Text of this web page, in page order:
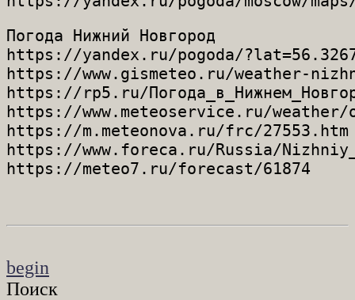
Погода Нижний Новгород
https://yandex.ru/pogoda/
https://www.gismeteo.ru/weather-
https://rp5.ru/
https://www.meteoservice.ru/
https://m.meteonova.ru/frc/27553.htm
https://www.foreca.ru/Russia/
begin
Поиск